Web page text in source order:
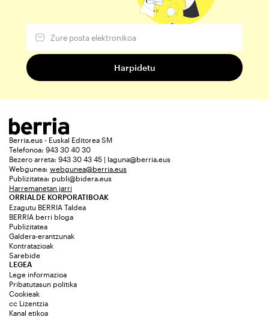
Berria.eus - Euskal Editorea SM
Telefonoa: 943 30 40 30
Bezero arreta: 943 30 43 45 | laguna@berria.eus
Webgunea: webgunea@berria.eus
Publizitatea: publi@bidera.eus
Harremanetan jarri
ORRIALDE KORPORATIBOAK
Ezagutu BERRIA Taldea
BERRIA berri bloga
Publizitatea
Galdera-erantzunak
Kontratazioak
Sarebide
LEGEA
Lege informazioa
Pribatutasun politika
Cookieak
cc Lizentzia
Kanal etikoa